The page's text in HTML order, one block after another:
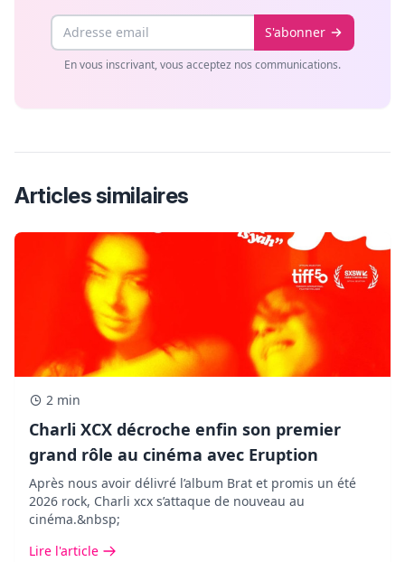
Email S'abonner
En vous inscrivant, vous acceptez nos communications.
Articles similaires
2 min
Charli XCX décroche enfin son premier
grand rôle au cinéma avec Eruption
Après nous avoir délivré l’album Brat et promis un été
2026 rock, Charli xcx s’attaque de nouveau au
cinéma.&nbsp;
Lire l'article